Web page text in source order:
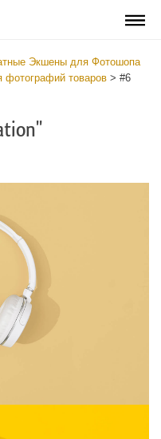
Экшены для Фотошопа
фотографий товаров > #6